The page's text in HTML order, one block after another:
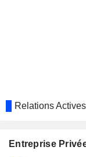
Relations Actives
Entreprise